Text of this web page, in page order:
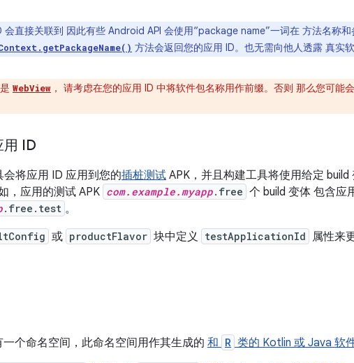
会直接关联到 因此有些 Android API 会使用“package name”一词在 方法名称
方法会返回您的应用 ID。也无需向他人透露 真实软
WebView ， 请考虑在您的应用 ID 中将软件包名称用作前缀。否则 那么您可能
用 ID
将应用 ID 应用到您的插桩测试 APK，并且构建工具将使用给定 build
，应用的测试 APK com.example.myapp.free 个 build 变体 包含应
.free.test 。
或 productFlavor 块中定义 testApplicationId 属性来
个命名空间，此命名空间用作其生成的 和 R 类的 Kotlin 或 Java 软